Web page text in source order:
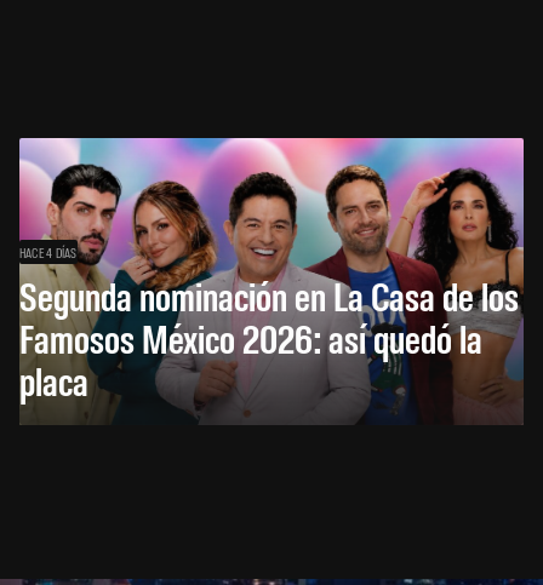
HACE 4 DÍAS
Segunda nominación en La Casa de los
Famosos México 2026: así quedó la
placa